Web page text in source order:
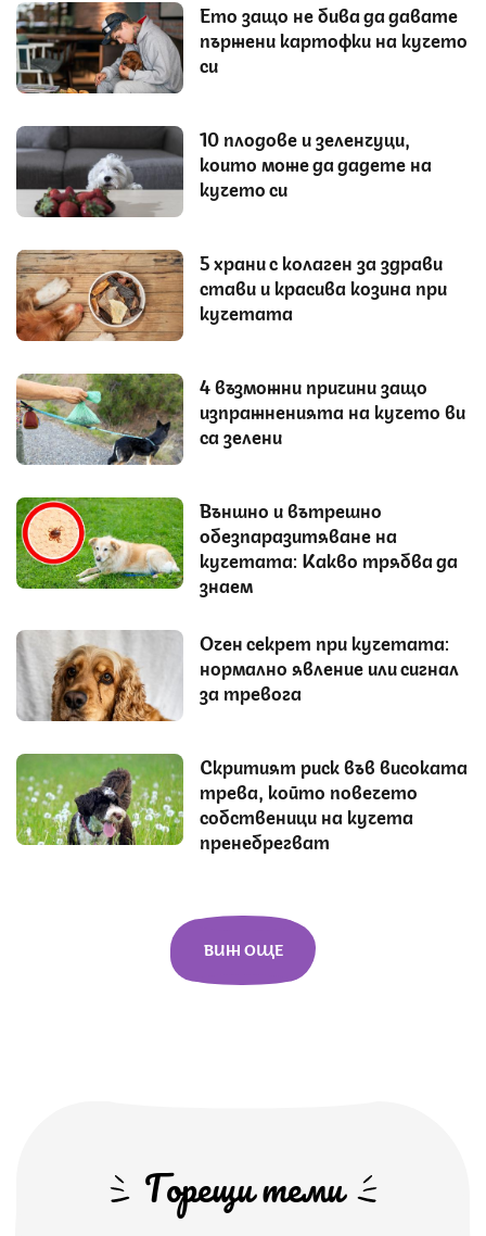
Ето защо не бива да давате
пържени картофки на кучето
си
10 плодове и зеленчуци,
които може да дадете на
кучето си
5 храни с колаген за здрави
стави и красива козина при
кучетата
4 възможни причини защо
изпражненията на кучето ви
са зелени
Външно и вътрешно
обезпаразитяване на
кучетата: Какво трябва да
знаем
Очен секрет при кучетата:
нормално явление или сигнал
за тревога
Скритият риск във високата
трева, който повечето
собственици на кучета
пренебрегват
ВИЖ ОЩЕ
Горещи теми